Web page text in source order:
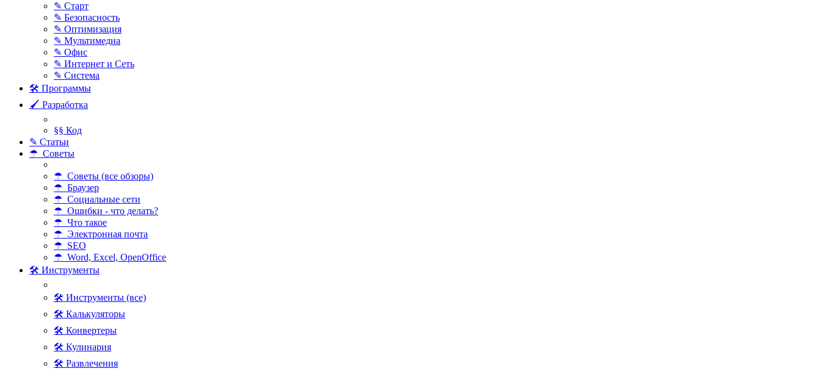
✎ Старт
✎ Безопасность
✎ Оптимизация
✎ Мультимедиа
✎ Офис
✎ Интернет и Сеть
✎ Система
🛠 Программы
🖌 Разработка
§§ Код
✎ Статьи
☂ Советы
☂ Советы (все обзоры)
☂ Браузер
☂ Социальные сети
☂ Ошибки - что делать?
☂ Что такое
☂ Электронная почта
☂ SEO
☂ Word, Excel, OpenOffice
🛠 Инструменты
🛠 Инструменты (все)
🛠 Калькуляторы
🛠 Конвертеры
🛠 Кулинария
🛠 Развлечения